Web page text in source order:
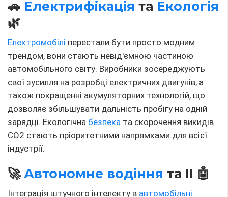
тестують автомобілі, здатні самостійно
пересуватися міськими та заміськими дорогами. Це
кардинальну зміну сприйняття процесу водіння.
🌐 Інтеграція з цифровим
світом
Сучасніавтомобілідедалі більше інтегруються із
цифровим світом. Це не тільки системи навігації та
мультимедіа, але й можливість віддаленого
керування функціями автомобіля, а також його
пристроями. Концепція “зв'язаного автомобіля”
відкриває нові горизонти для
та безпеки